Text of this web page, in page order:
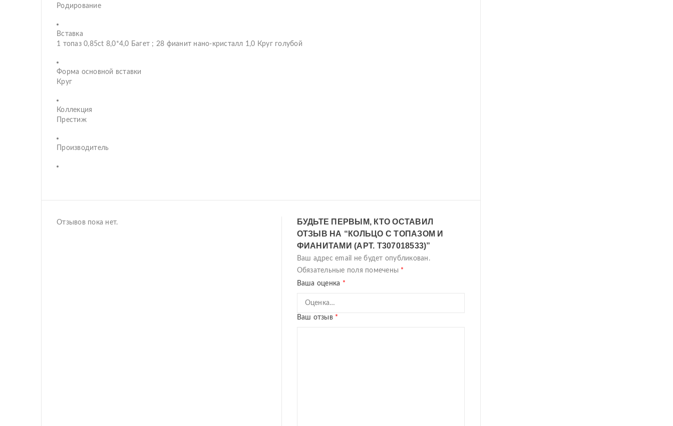
Родирование
Вставка
1 топаз 0,85ct 8,0*4,0 Багет ; 28 фианит нано-кристалл 1,0 Круг голубой
Форма основной вставки
Круг
Коллекция
Престиж
Производитель
Отзывов пока нет.
БУДЬТЕ ПЕРВЫМ, КТО ОСТАВИЛ
ОТЗЫВ НА “КОЛЬЦО С ТОПАЗОМ И
ФИАНИТАМИ (АРТ. Т307018533)”
Ваш адрес email не будет опубликован.
Обязательные поля помечены *
Ваша оценка *
Ваш отзыв *